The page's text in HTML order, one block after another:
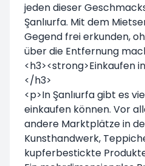
jeden dieser
Şanlıurfa. Mit dem
Gegend frei erkunden,
über die Entfernung
<h3><strong>Einkaufen
</h3>
<p>In Şanlıurfa gibt es
einkaufen können. Vor
andere Marktplätze in
Kunsthandwerk,
kupferbestickte